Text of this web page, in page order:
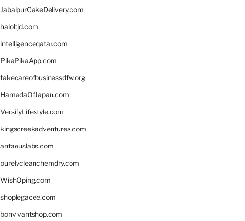
JabalpurCakeDelivery.com
halobjd.com
intelligenceqatar.com
PikaPikaApp.com
takecareofbusinessdfw.org
HamadaOfJapan.com
VersifyLifestyle.com
kingscreekadventures.com
antaeuslabs.com
purelycleanchemdry.com
WishOping.com
shoplegacee.com
bonvivantshop.com